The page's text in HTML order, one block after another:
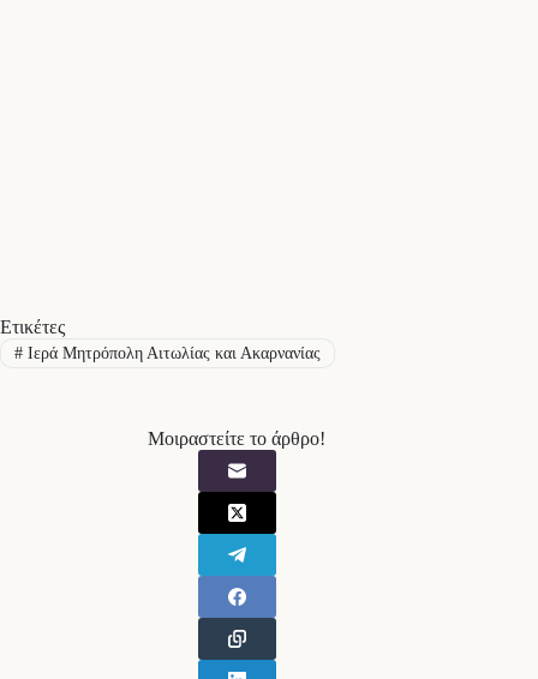
Ετικέτες
#Ιερά Μητρόπολη Αιτωλίας και Ακαρνανίας
Μοιραστείτε το άρθρο!